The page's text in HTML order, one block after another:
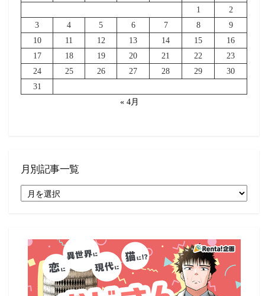
1
2
3
4 5 6 7 8
9
10
11 12 13 14 15
16
17
18 19 20 21 22
23
24
25 26 27 28 29
30
31
« 4月
月別記事一覧
別
覧